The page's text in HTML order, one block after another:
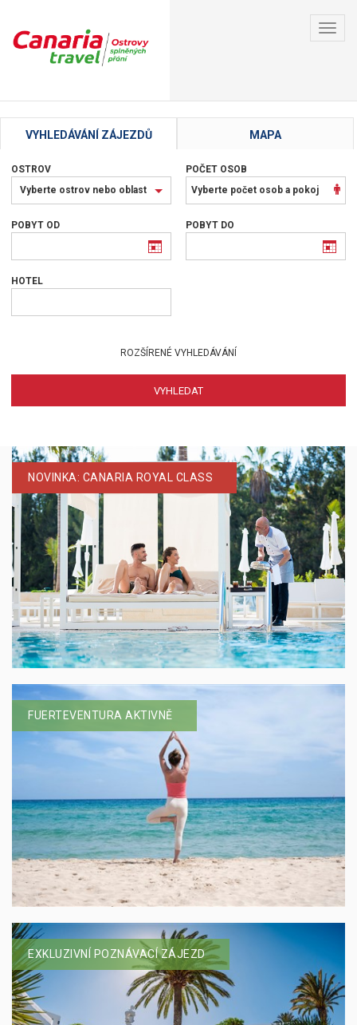
VYHLEDÁVÁNÍ ZÁJEZDŮ MAPA
OSTROV
Vyberte
ostrov
nebo
Vyberte ostrov nebo oblast
POČET OSOB
Vyberte počet osob a pokoj
POBYT OD POBYT DO
HOTEL
ROZŠÍRENÉ VYHLEDÁVÁNÍ
NOVINKA: CANARIA ROYAL CLASS
FUERTEVENTURA AKTIVNĚ
EXKLUZIVNÍ POZNÁVACÍ ZÁJEZD